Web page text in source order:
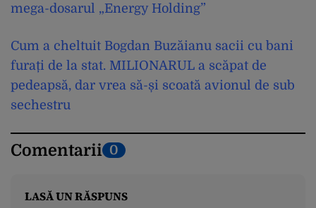
mega-dosarul „Energy Holding”
Cum a cheltuit Bogdan Buzăianu sacii cu bani
furați de la stat. MILIONARUL a scăpat de
pedeapsă, dar vrea să-și scoată avionul de sub
sechestru
Comentarii 0
LASĂ UN RĂSPUNS